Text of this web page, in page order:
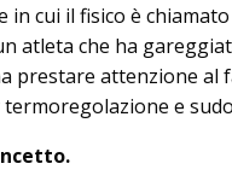
in cui il fisico è
atleta che ha
prestare attenzione al
e